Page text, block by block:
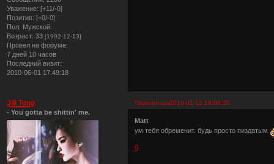
Уважение: [+11/-0]
Позитив: [+0/-0]
Пол: Мужской
Возраст: 33 [1992-12-13]
Провел на форуме:
7 дней 10 часов
Последний визит:
2010-06-01 17:49:18
Поделиться2010-01-12 16:08:20
Jill Tong
- You gotta be shittin' me.
Matt
ум тебя обременит. будь просто пиздатым
0